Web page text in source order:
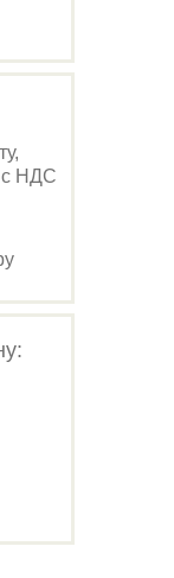
с НДС